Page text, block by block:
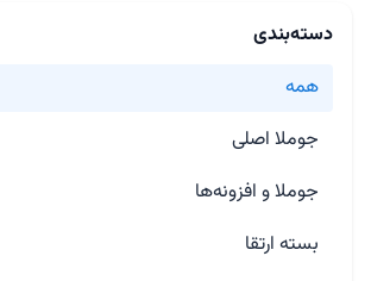
دسته‌بندی
همه
جوملا اصلی
جوملا و افزونه‌ها
بسته ارتقا